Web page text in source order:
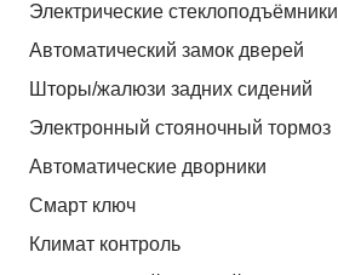
Электрические стеклоподъёмники
Автоматический замок дверей
Шторы/жалюзи задних сидений
Электронный стояночный тормоз
Автоматические дворники
Смарт ключ
Климат контроль